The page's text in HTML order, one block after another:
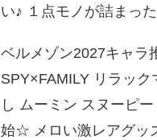
い♪ １点モノが詰まっ
ベルメゾン2027キャラ
SPY×FAMILY リラック
し ムーミン スヌーピ
始☆ メロい激レアグッ